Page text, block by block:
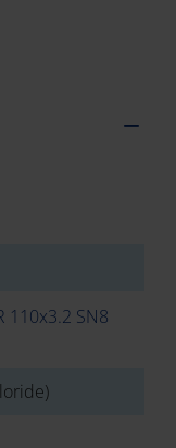
110x3.2 SN8